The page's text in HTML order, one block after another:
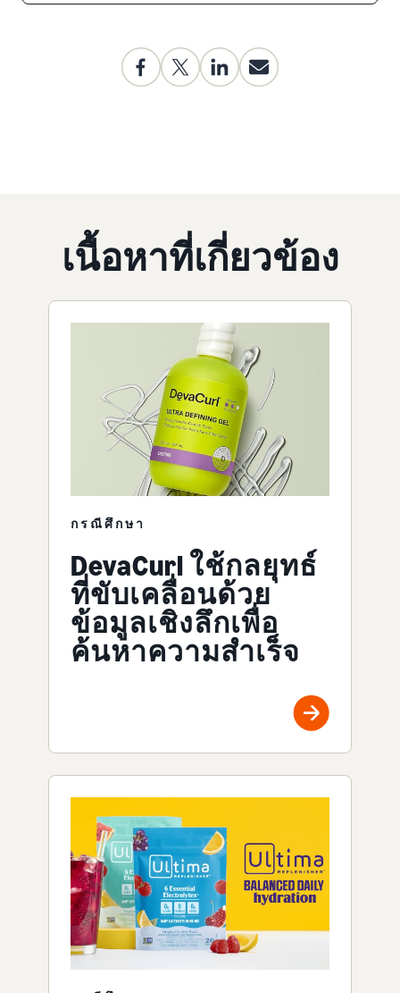
เนื้อหาที่เกี่ยวข้อง
กรณีศึกษา
DevaCurl ใช้กลยุทธ์
ที่ขับเคลื่อนด้วย
ข้อมูลเชิงลึกเพื่อ
ค้นหาความสำเร็จ